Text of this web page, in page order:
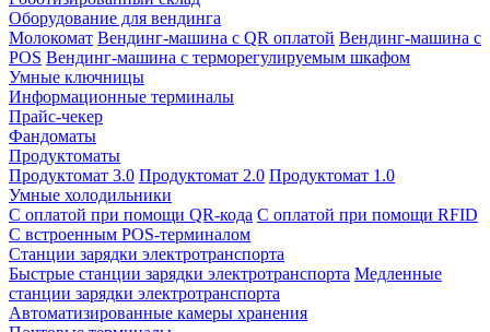
Оборудование для вендинга
Молокомат Вендинг-машина с QR оплатой Вендинг-машина с
POS Вендинг-машина с терморегулируемым шкафом
Умные ключницы
Информационные терминалы
Прайс-чекер
Фандоматы
Продуктоматы
Продуктомат 3.0 Продуктомат 2.0 Продуктомат 1.0
Умные холодильники
С оплатой при помощи QR-кода С оплатой при помощи RFID
С встроенным POS-терминалом
Станции зарядки электротранспорта
Быстрые станции зарядки электротранспорта Медленные
станции зарядки электротранспорта
Автоматизированные камеры хранения